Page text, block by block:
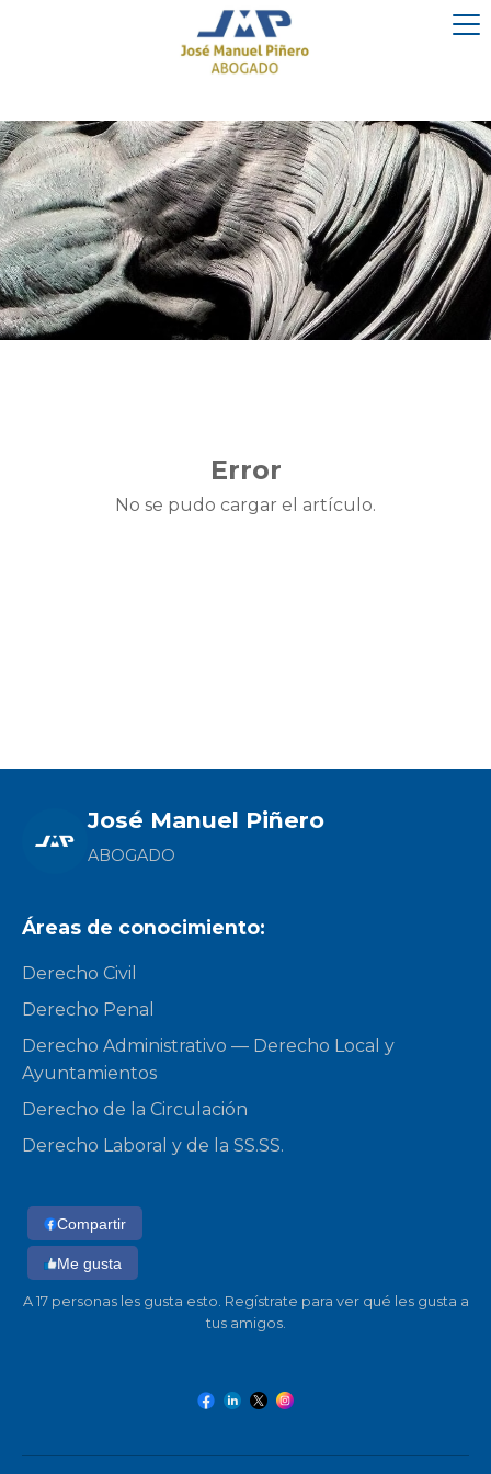
Error
No se pudo cargar el artículo.
José Manuel Piñero
ABOGADO
Áreas de conocimiento:
Derecho Civil
Derecho Penal
Derecho Administrativo — Derecho Local y
Ayuntamientos
Derecho de la Circulación
Derecho Laboral y de la SS.SS.
Compartir
Me gusta
A 17 personas les gusta esto. Regístrate para ver qué les gusta a
tus amigos.